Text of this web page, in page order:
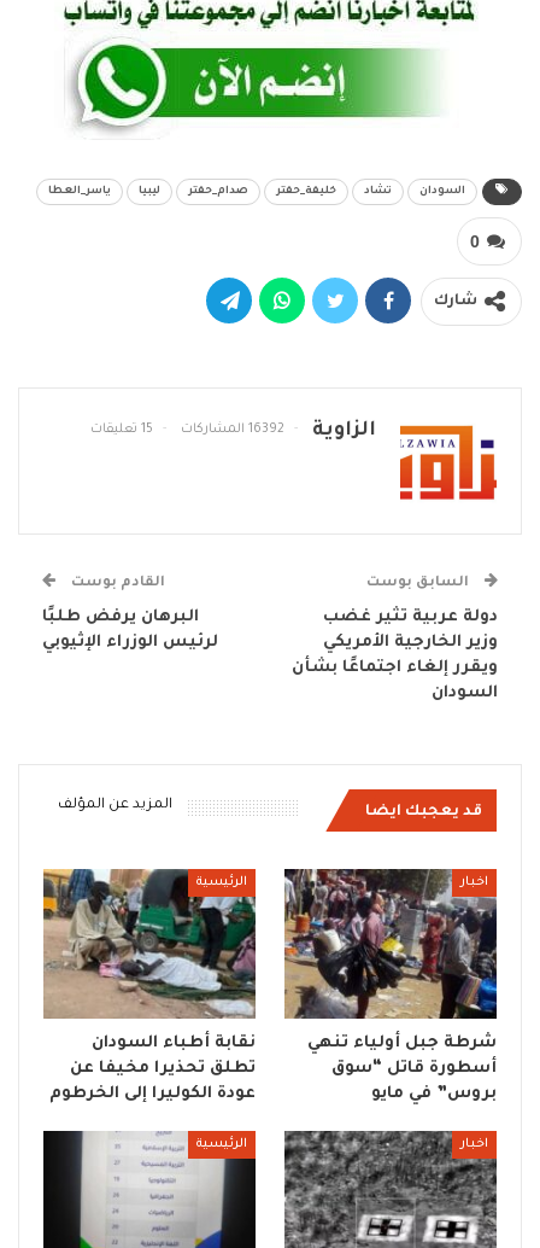
السودان تشاد خليفة_حفتر صدام_حفتر ليبيا ياسر_العطا
0
شارك
الزاوية 16392 المشاركات 15 تعليقات
السابق بوست
دولة عربية تثير غضب
وزير الخارجية الأمريكي
ويقرر إلغاء اجتماعًا بشأن
السودان
القادم بوست
البرهان يرفض طلبًا
لرئيس الوزراء الإثيوبي
قد يعجبك ايضا المزيد عن المؤلف
اخبار
شرطة جبل أولياء تنهي
أسطورة قاتل “سوق
بروس” في مايو
الرئيسية
نقابة أطباء السودان
تطلق تحذيرا مخيفا عن
عودة الكوليرا إلى الخرطوم
اخبار الرئيسية